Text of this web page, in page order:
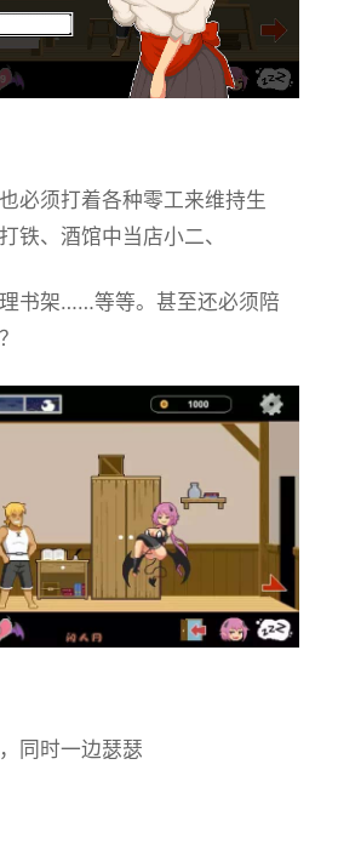
必须打着各种零工来维持生
铁、酒馆中当店小二、
书架……等等。甚至还必须陪
同时一边瑟瑟